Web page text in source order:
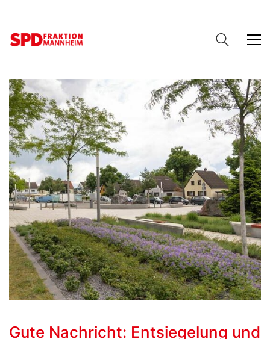
Gute Nachricht: Entsiegelung und